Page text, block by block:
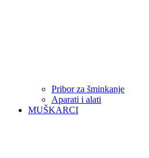
Pribor za šminkanje
Aparati i alati
MUŠKARCI